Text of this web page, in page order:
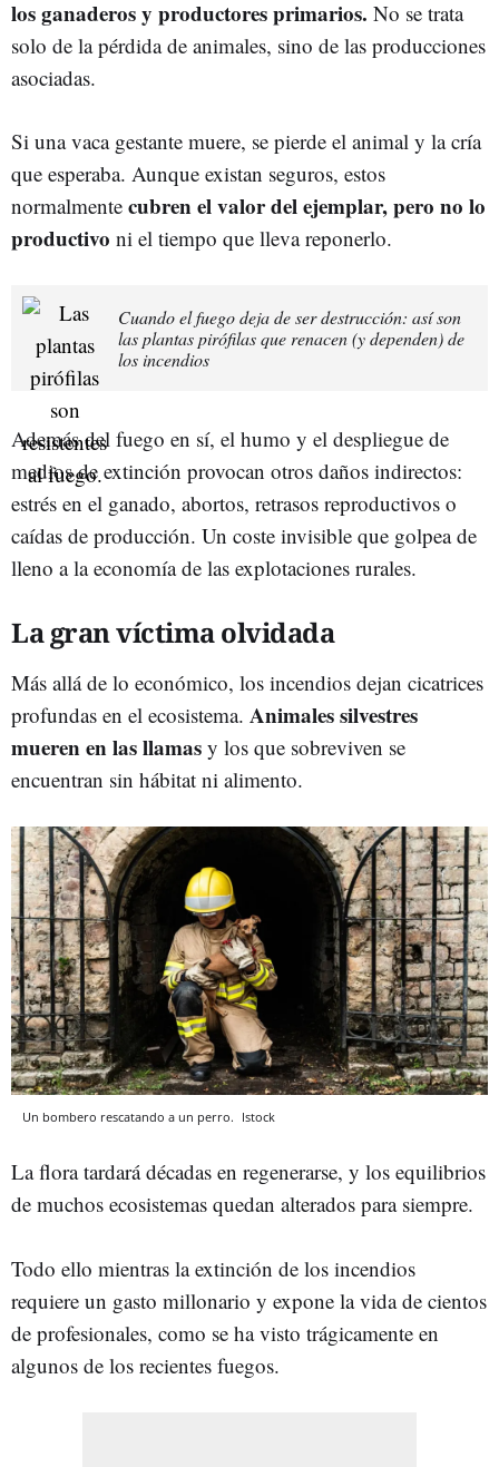
los ganaderos y productores primarios. No se trata
solo de la pérdida de animales, sino de las producciones
asociadas.
Si una vaca gestante muere, se pierde el animal y la cría
que esperaba. Aunque existan seguros, estos
normalmente cubren el valor del ejemplar, pero no lo
productivo ni el tiempo que lleva reponerlo.
Cuando el fuego deja de ser destrucción: así son
las plantas pirófilas que renacen (y dependen) de
los incendios
Además del fuego en sí, el humo y el despliegue de
medios de extinción provocan otros daños indirectos:
estrés en el ganado, abortos, retrasos reproductivos o
caídas de producción. Un coste invisible que golpea de
lleno a la economía de las explotaciones rurales.
La gran víctima olvidada
Más allá de lo económico, los incendios dejan cicatrices
profundas en el ecosistema. Animales silvestres
mueren en las llamas y los que sobreviven se
encuentran sin hábitat ni alimento.
Un bombero rescatando a un perro. Istock
La flora tardará décadas en regenerarse, y los equilibrios
de muchos ecosistemas quedan alterados para siempre.
Todo ello mientras la extinción de los incendios
requiere un gasto millonario y expone la vida de cientos
de profesionales, como se ha visto trágicamente en
algunos de los recientes fuegos.